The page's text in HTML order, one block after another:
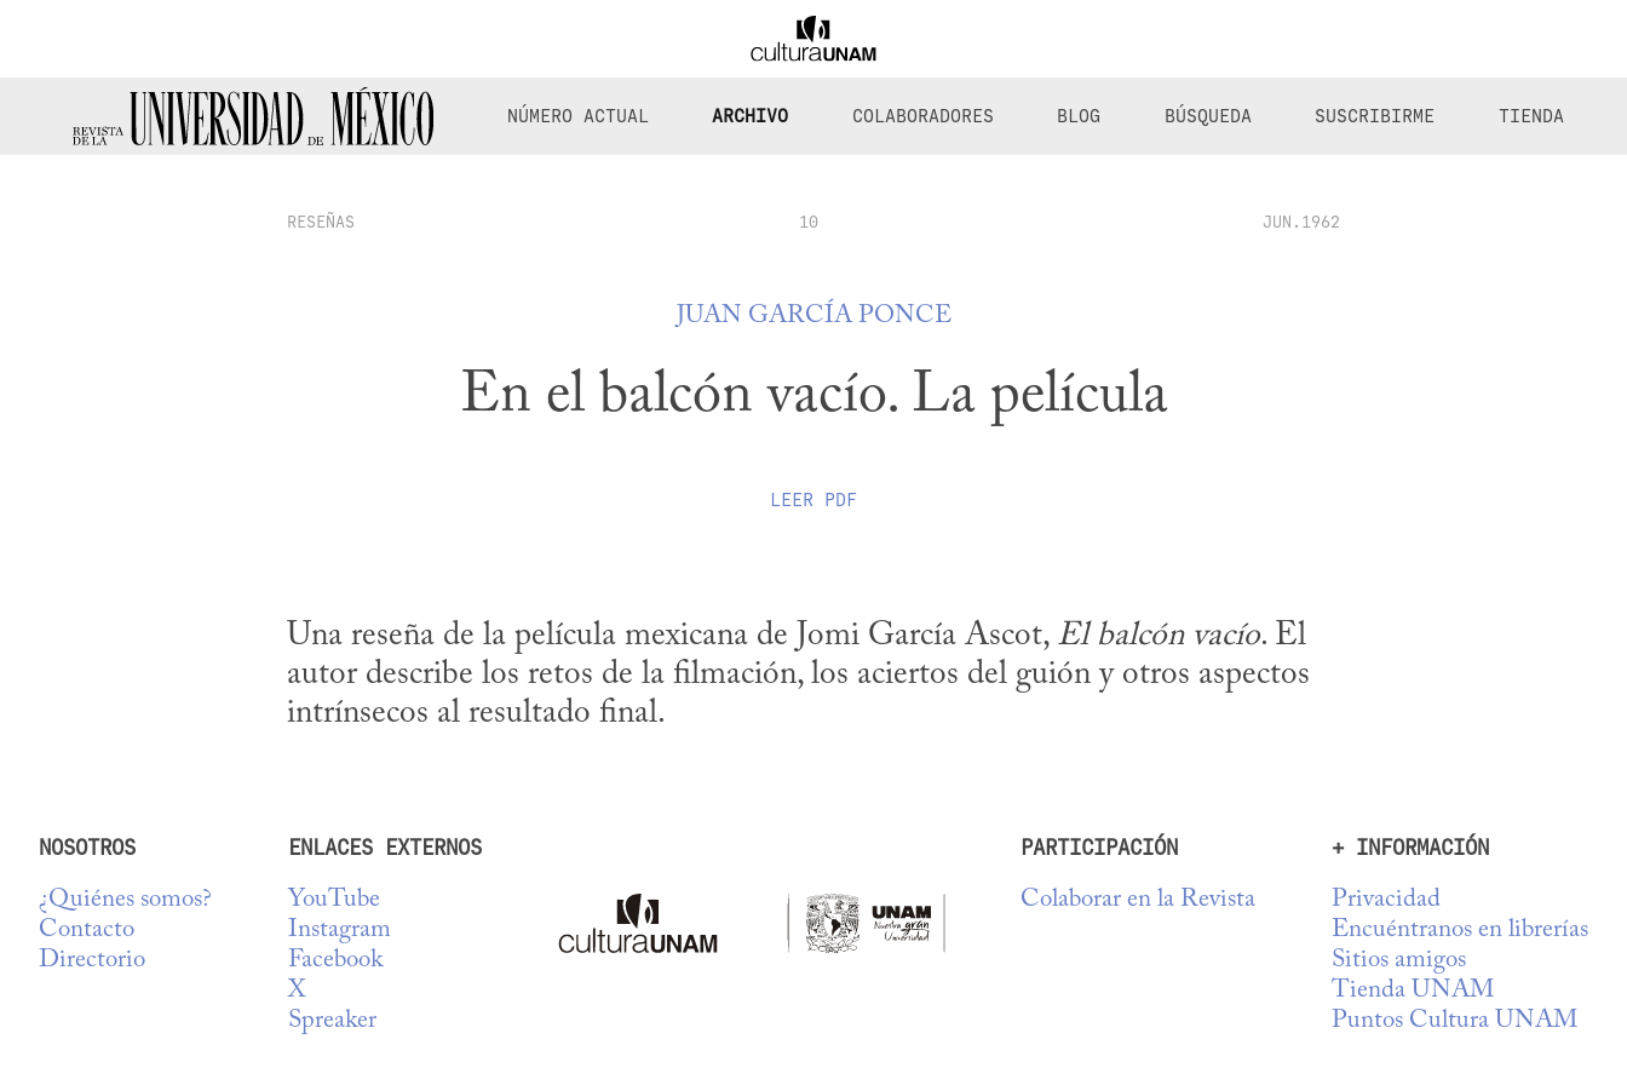
NÚMERO ACTUAL ARCHIVO COLABORADORES BLOG BÚSQUEDA SUSCRIBIRME TIENDA
RESEÑAS 10 JUN.1962
JUAN GARCÍA PONCE
En el balcón vacío. La película
LEER PDF
Una reseña de la película mexicana de Jomi García Ascot, El balcón vacío. El
autor describe los retos de la filmación, los aciertos del guión y otros aspectos
intrínsecos al resultado final.
NOSOTROS
¿Quiénes somos?
Contacto
Directorio
ENLACES EXTERNOS
YouTube
Instagram
Facebook
X
Spreaker
PARTICIPACIÓN
Colaborar en la Revista
+ INFORMACIÓN
Privacidad
Encuéntranos en librerías
Sitios amigos
Tienda UNAM
Puntos Cultura UNAM